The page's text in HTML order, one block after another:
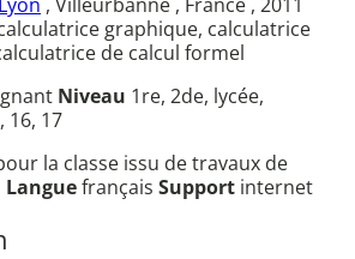
graphique, calculatrice
de calcul formel
Niveau 1re, 2de, lycée,
16, 17
la classe issu de travaux de
Languefrançais Support internet